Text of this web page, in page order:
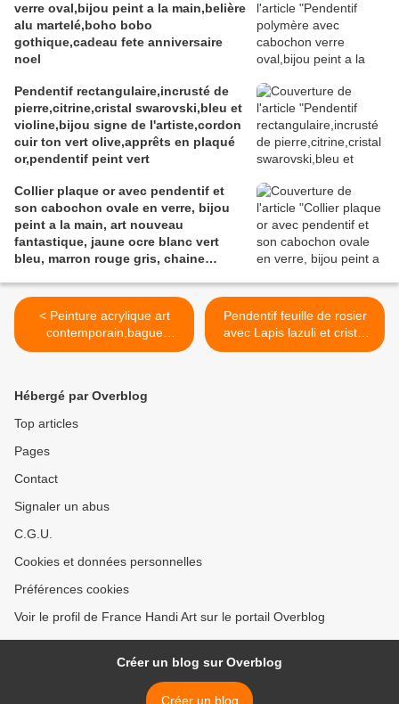
verre oval,bijou peint a la main,belière
alu martelé,boho bobo
gothique,cadeau fete anniversaire
noel
Pendentif rectangulaire,incrusté de
pierre,citrine,cristal swarovski,bleu et
violine,bijou signe de l'artiste,cordon
cuir ton vert olive,apprêts en plaqué
or,pendentif peint vert
Collier plaque or avec pendentif et
son cabochon ovale en verre, bijou
peint a la main, art nouveau
fantastique, jaune ocre blanc vert
bleu, marron rouge gris, chaine
< Peinture acrylique art
contemporain,bague
chevaliere laiton bronze
or,bijou homme femme
unisex,cadeau fete
anniversaire noel,fait mains
en france,boutique de
narbonne,bijou peint
Pendentif feuille de rosier
avec Lapis lazuli et cristal
swarovski,peinture argile et
Hébergé par Overblog
Top articles
Pages
Contact
Signaler un abus
C.G.U.
Cookies et données personnelles
Préférences cookies
Voir le profil de France Handi Art sur le portail Overblog
Créer un blog sur Overblog
Créer un blog